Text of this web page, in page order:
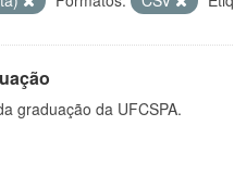
graduação da UFCSPA.